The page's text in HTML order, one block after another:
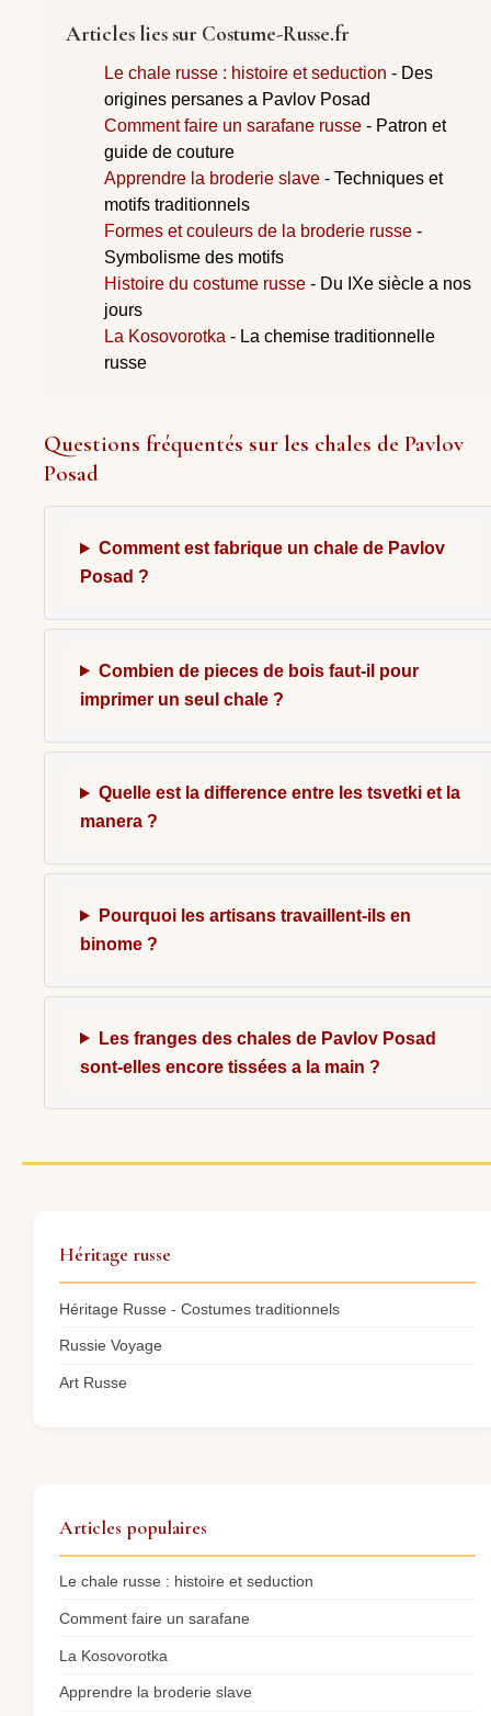
Articles lies sur Costume-Russe.fr
Le chale russe : histoire et seduction - Des
origines persanes a Pavlov Posad
Comment faire un sarafane russe - Patron et
guide de couture
Apprendre la broderie slave - Techniques et
motifs traditionnels
Formes et couleurs de la broderie russe -
Symbolisme des motifs
Histoire du costume russe - Du IXe siècle a nos
jours
La Kosovorotka - La chemise traditionnelle
russe
Questions fréquentés sur les chales de Pavlov
Posad
Comment est fabrique un chale de Pavlov
Posad ?
Combien de pieces de bois faut-il pour
imprimer un seul chale ?
Quelle est la difference entre les tsvetki et la
manera ?
Pourquoi les artisans travaillent-ils en
binome ?
Les franges des chales de Pavlov Posad
sont-elles encore tissées a la main ?
Héritage russe
Héritage Russe - Costumes traditionnels
Russie Voyage
Art Russe
Articles populaires
Le chale russe : histoire et seduction
Comment faire un sarafane
La Kosovorotka
Apprendre la broderie slave